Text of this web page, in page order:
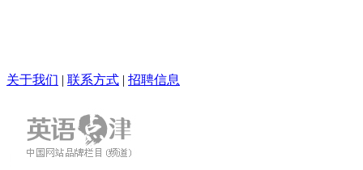
关于我们 | 联系方式 | 招聘信息